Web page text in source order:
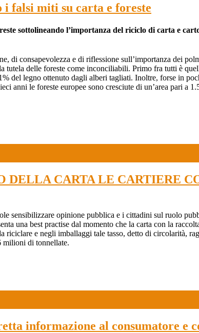
falsi miti su carta e foreste
sottolineando l’importanza del riciclo di carta e
di consapevolezza e di riflessione sull’importanza dei
tutela delle foreste come inconciliabili. Primo fra tutti è
del legno ottenuto dagli alberi tagliati. Inoltre, forse in
anni le foreste europee sono cresciute di un’area pari a
CARTA LE CARTIERE
sensibilizzare opinione pubblica e i cittadini sul ruolo
una best practise dal momento che la carta con la
riciclare e negli imballaggi tale tasso, detto di circolarità,
milioni di tonnellate.
informazione al consumatore e